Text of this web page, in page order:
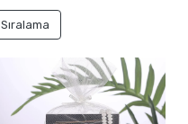
Sıralama